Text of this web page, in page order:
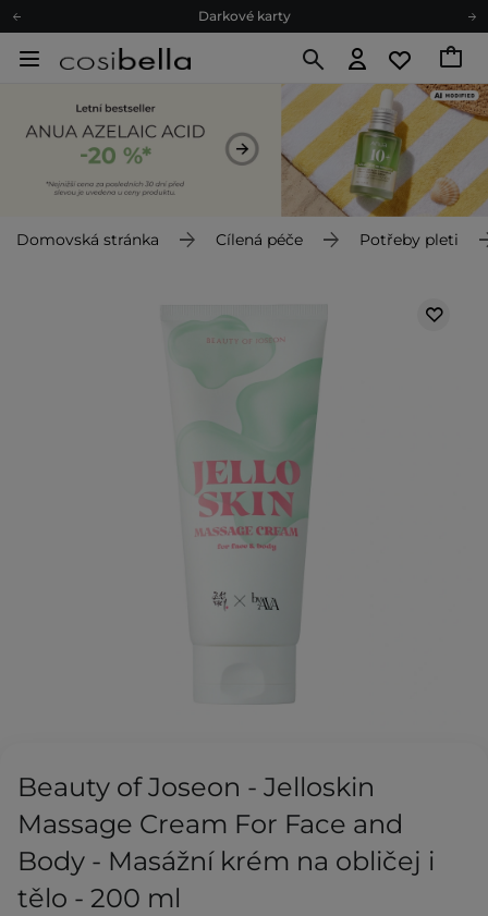
Darkové karty
Odeslání do 24 hod.
Darkové karty
Ekologické balení
Domovská stránka Cílená péče Potřeby pleti
Beauty of Joseon - Jelloskin
Massage Cream For Face and
Body - Masážní krém na obličej i
tělo - 200 ml